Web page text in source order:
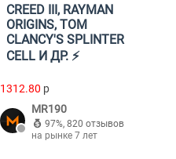
CREED III, RAYMAN
ORIGINS, TOM
CLANCY'S SPLINTER
CELL И ДР. ⚡️
1312.80 p
MR190
97%, 820 отзывов
на рынке 7 лет